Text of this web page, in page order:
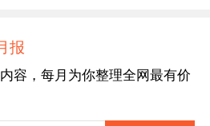
报
容，每月为你整理全网最有价